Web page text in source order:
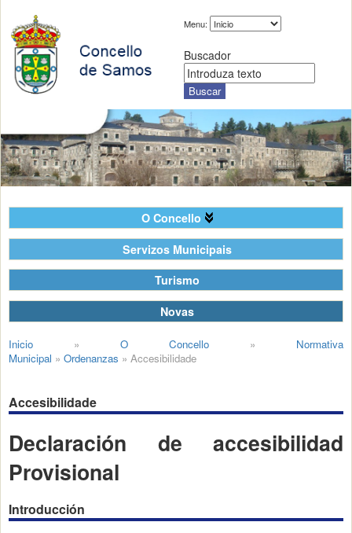
Menu:
Buscador
O Concello
Servizos Municipais
Turismo
Novas
Inicio » O Concello » Normativa
Municipal » Ordenanzas » Accesibilidade
Accesibilidade
Declaración de accesibilidad
Provisional
Introducción